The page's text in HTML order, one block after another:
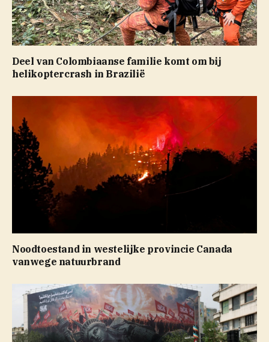
Deel van Colombiaanse familie komt om bij
helikoptercrash in Brazilië
Noodtoestand in westelijke provincie Canada
vanwege natuurbrand